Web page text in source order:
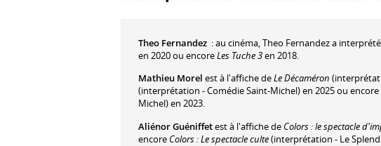
Theo Fernandez : au cinéma, Theo Fernandez a
en 2020 ou encoreLes Tuche 3en 2018.
Mathieu Morel est à l'affiche deLe Décaméron
(interprétation - Comédie Saint-Michel) en 2025 ou encore
Michel) en 2023.
Aliénor Guéniffetest à l'affiche de Colors : le spectacle
encore Colors : Le spectacle culte(interprétation - Le